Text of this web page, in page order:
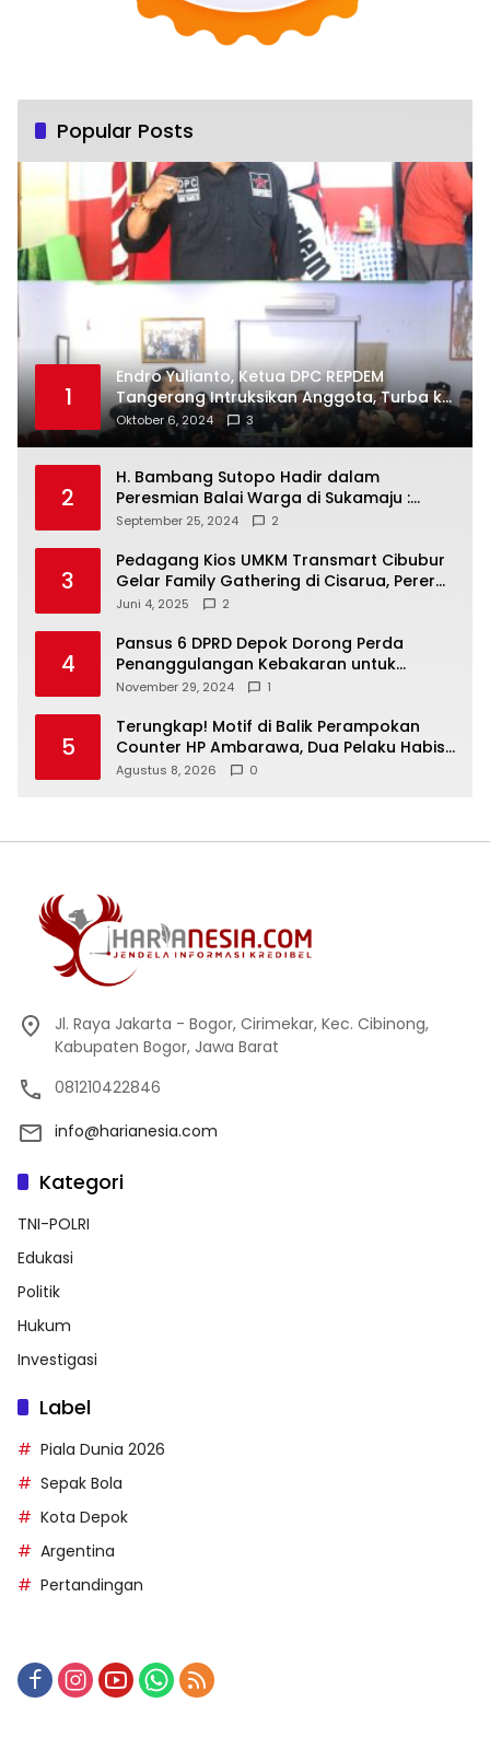
Popular Posts
1
Endro Yulianto, Ketua DPC REPDEM
Tangerang Intruksikan Anggota, Turba ke
Masyarakat Dan Jalani Apa Yang di
Putuskan RAKERCABSUS
Oktober 6, 2024 3
2
H. Bambang Sutopo Hadir dalam
Peresmian Balai Warga di Sukamaju :
Wadah Baru untuk Kolaborasi dan
September 25, 2024 2
3
Pedagang Kios UMKM Transmart Cibubur
Gelar Family Gathering di Cisarua, Pererat
Silaturahmi dan Kekompakan
Juni 4, 2025 2
4
Pansus 6 DPRD Depok Dorong Perda
Penanggulangan Kebakaran untuk
Keselamatan Warga
November 29, 2024 1
5
Terungkap! Motif di Balik Perampokan
Counter HP Ambarawa, Dua Pelaku Habisi
Pemilik Toko dan Bawa puluhan HP
Agustus 8, 2026 0
Jl. Raya Jakarta - Bogor, Cirimekar, Kec. Cibinong,
Kabupaten Bogor, Jawa Barat
081210422846
info@harianesia.com
Kategori
TNI-POLRI
Edukasi
Politik
Hukum
Investigasi
Label
Piala Dunia 2026
Sepak Bola
Kota Depok
Argentina
Pertandingan